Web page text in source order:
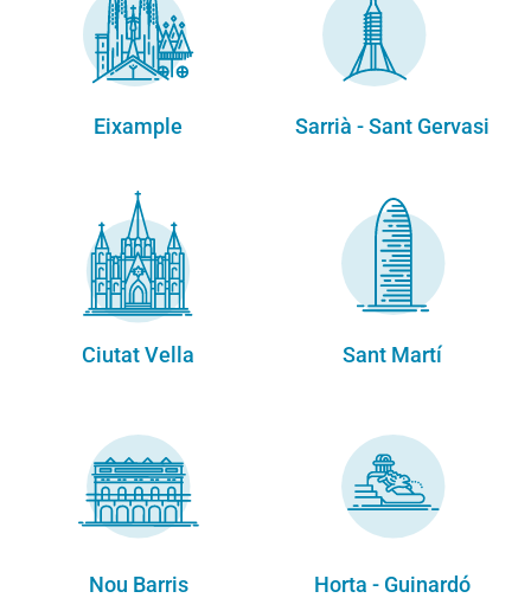
Eixample Sarrià - Sant Gervasi
Ciutat Vella Sant Martí
Nou Barris Horta - Guinardó